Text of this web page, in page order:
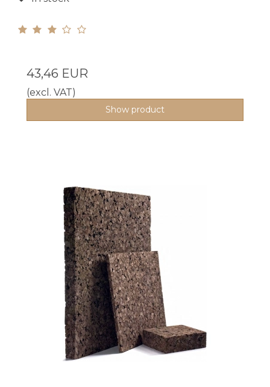
43,46 EUR
(excl. VAT)
Show product